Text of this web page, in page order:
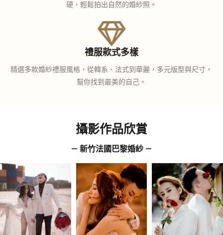
硬，輕鬆拍出自然的婚紗照。
禮服款式多樣
精選多款婚紗禮服風格，從韓系、法式到華麗，多元版型與尺寸，
幫你找到最美的自己。
攝影作品欣賞
— 新竹法國巴黎婚紗 —